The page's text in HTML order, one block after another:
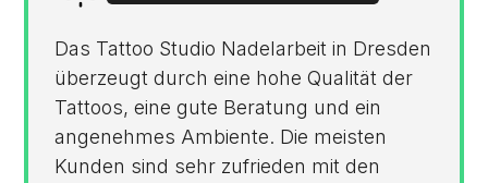
Das Tattoo Studio Nadelarbeit in Dresden
überzeugt durch eine hohe Qualität der
Tattoos, eine gute Beratung und ein
angenehmes Ambiente. Die meisten
Kunden sind sehr zufrieden mit den